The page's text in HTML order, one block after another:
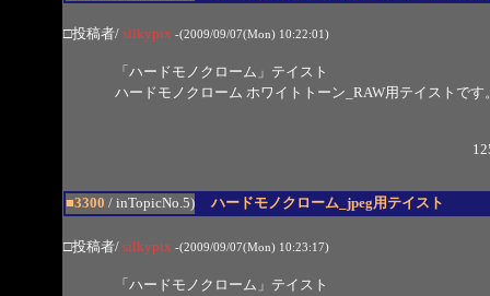
□投稿者/ silkypix -(2009/09/07(Mon) 10:22:01)
「ハードモノクローム」テイスト
ハードモノクローム ホワイトトーン_RAW用テイストです
■3300 / inTopicNo.5) ハードモノクローム_jpeg用テイスト
□投稿者/ silkypix -(2009/09/07(Mon) 10:23:17)
「ハードモノクローム」テイスト